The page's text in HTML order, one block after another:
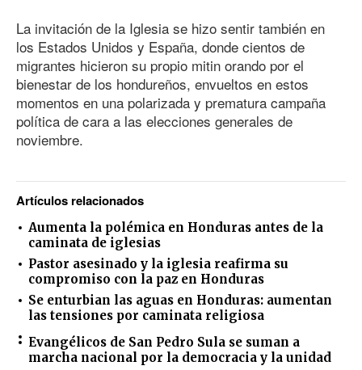
La invitación de la Iglesia se hizo sentir también en
los Estados Unidos y España, donde cientos de
migrantes hicieron su propio mitin orando por el
bienestar de los hondureños, envueltos en estos
momentos en una polarizada y prematura campaña
política de cara a las elecciones generales de
noviembre.
Artículos relacionados
Aumenta la polémica en Honduras antes de la
caminata de iglesias
Pastor asesinado y la iglesia reafirma su
compromiso con la paz en Honduras
Se enturbian las aguas en Honduras: aumentan
las tensiones por caminata religiosa
Evangélicos de San Pedro Sula se suman a
marcha nacional por la democracia y la unidad